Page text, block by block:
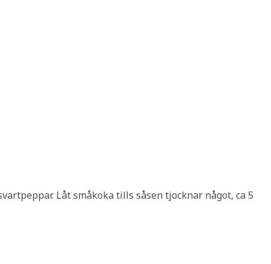
Låt småkoka tills såsen tjocknar något, ca 5